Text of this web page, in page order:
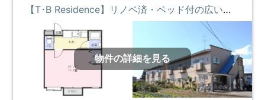
【T･B Residence】リノベ済・ベッド付の広い部屋 ②階 **即入居募集中**
物件の詳細を見る